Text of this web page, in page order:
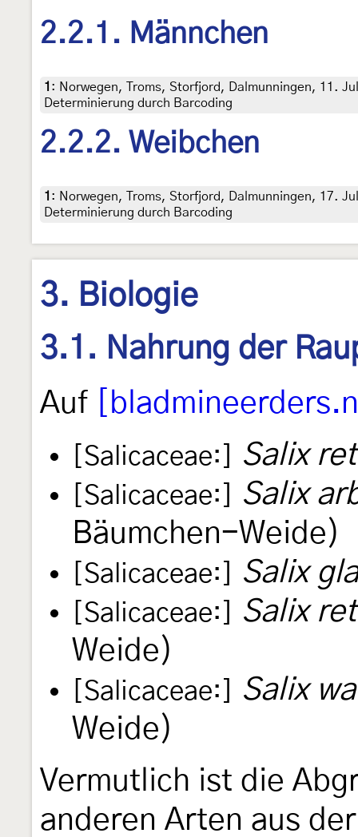
2.2.1. Männchen
1 : Norwegen, Troms, Storfjord, Dalmunningen, 11.
Determinierung durch Barcoding
2.2.2. Weibchen
1 : Norwegen, Troms, Storfjord, Dalmunningen, 17.
Determinierung durch Barcoding
3. Biologie
3.1. Nahrung der
Auf
[Salicaceae:] Salix
[Salicaceae:]
Salix
Bäumchen-Weide)
[Salicaceae:] Salix
[Salicaceae:]
Salix
Weide)
[Salicaceae:]
Salix
Weide)
Vermutlich ist die
anderen Arten aus